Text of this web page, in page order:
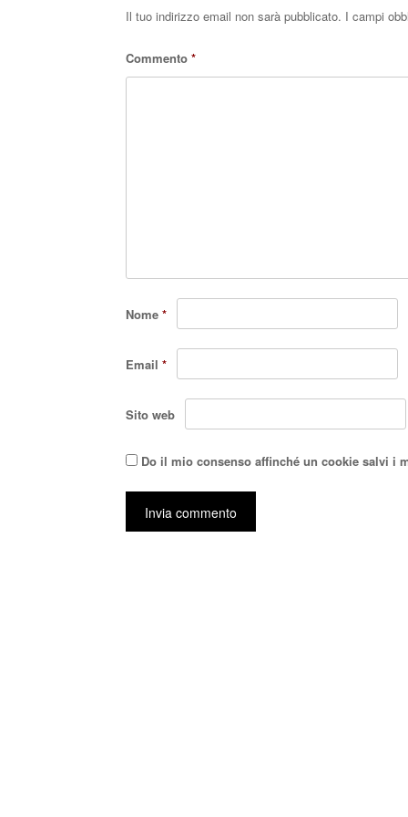
Il tuo indirizzo email non sarà pubblicato. I campi
Commento *
Nome *
Email *
Sito web
Do il mio consenso affinché un cookie salvi i